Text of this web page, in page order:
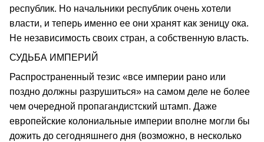
республик. Но начальники республик очень хотели
власти, и теперь именно ее они хранят как зеницу ока.
Не независимость своих стран, а собственную власть.
СУДЬБА ИМПЕРИЙ
Распространенный тезис «все империи рано или
поздно должны разрушиться» на самом деле не более
чем очередной пропагандистский штамп. Даже
европейские колониальные империи вполне могли бы
дожить до сегодняшнего дня (возможно, в несколько